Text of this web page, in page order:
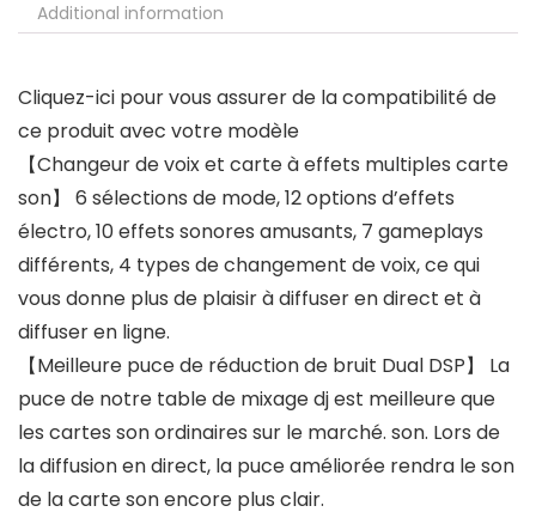
Additional information
Cliquez-ici pour vous assurer de la compatibilité de
ce produit avec votre modèle
【Changeur de voix et carte à effets multiples carte
son】 6 sélections de mode, 12 options d’effets
électro, 10 effets sonores amusants, 7 gameplays
différents, 4 types de changement de voix, ce qui
vous donne plus de plaisir à diffuser en direct et à
diffuser en ligne.
【Meilleure puce de réduction de bruit Dual DSP】 La
puce de notre table de mixage dj est meilleure que
les cartes son ordinaires sur le marché. son. Lors de
la diffusion en direct, la puce améliorée rendra le son
de la carte son encore plus clair.